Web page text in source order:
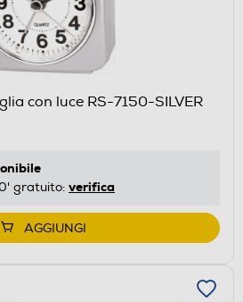
con luce RS-7150-SILVER
gratuito: verifica
AGGIUNGI